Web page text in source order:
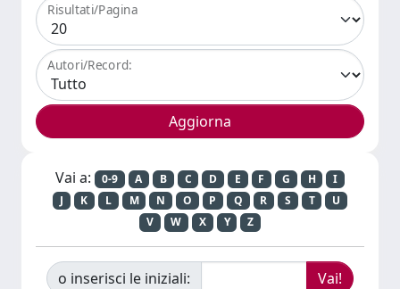
Risultati/Pagina
Autori/Record:
Vai a: 0-9 A B C D E F G H
I
J
K L M N O P Q R S T
U
V
W X Y Z
o inserisci le iniziali: